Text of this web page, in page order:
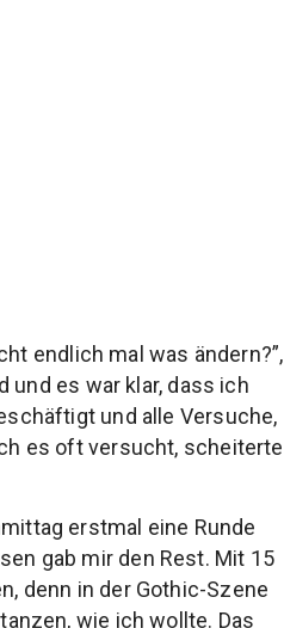
endlich mal was ändern?”,
und es war klar, dass ich
und alle Versuche,
es oft versucht, scheiterte
erstmal eine Runde
gab mir den Rest. Mit 15
denn in der Gothic-Szene
wie ich wollte. Das